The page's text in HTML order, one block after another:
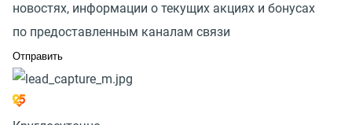
новостях, информации о текущих акциях и бонусах
по предоставленным каналам связи